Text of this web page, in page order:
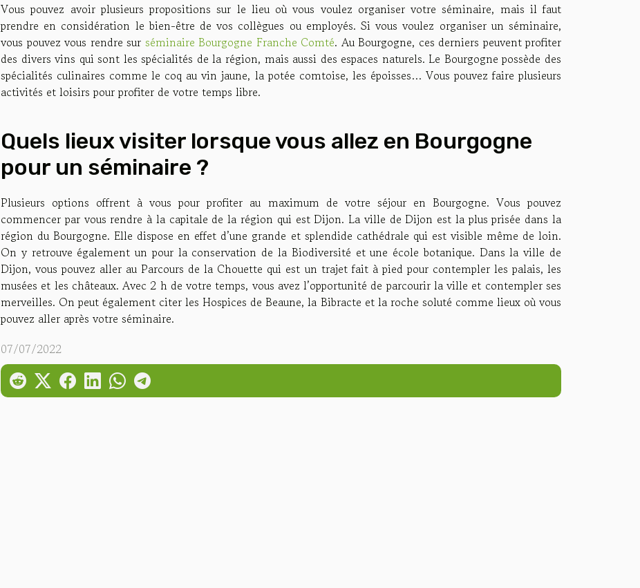
Vous pouvez avoir plusieurs propositions sur le lieu où vous voulez organiser votre séminaire, mais il faut
prendre en considération le bien-être de vos collègues ou employés. Si vous voulez organiser un séminaire,
vous pouvez vous rendre sur séminaire Bourgogne Franche Comté. Au Bourgogne, ces derniers peuvent profiter
des divers vins qui sont les spécialités de la région, mais aussi des espaces naturels. Le Bourgogne possède des
spécialités culinaires comme le coq au vin jaune, la potée comtoise, les époisses… Vous pouvez faire plusieurs
activités et loisirs pour profiter de votre temps libre.
Quels lieux visiter lorsque vous allez en Bourgogne
pour un séminaire ?
Plusieurs options offrent à vous pour profiter au maximum de votre séjour en Bourgogne. Vous pouvez
commencer par vous rendre à la capitale de la région qui est Dijon. La ville de Dijon est la plus prisée dans la
région du Bourgogne. Elle dispose en effet d’une grande et splendide cathédrale qui est visible même de loin.
On y retrouve également un pour la conservation de la Biodiversité et une école botanique. Dans la ville de
Dijon, vous pouvez aller au Parcours de la Chouette qui est un trajet fait à pied pour contempler les palais, les
musées et les châteaux. Avec 2 h de votre temps, vous avez l’opportunité de parcourir la ville et contempler ses
merveilles. On peut également citer les Hospices de Beaune, la Bibracte et la roche soluté comme lieux où vous
pouvez aller après votre séminaire.
07/07/2022